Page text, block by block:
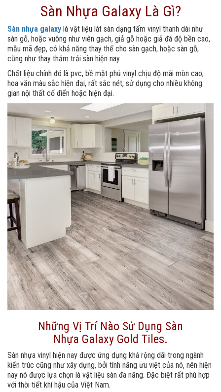
Sàn Nhựa Galaxy Là Gì?
Sàn nhựa galaxy là vật liệu lát sàn dạng tấm vinyl thanh dài như
sàn gỗ, hoặc vuông như viên gạch, giả gỗ hoặc giả đá độ bền cao,
mẫu mã đẹp, có khả năng thay thế cho sàn gạch, hoặc sàn gỗ,
cũng như thay thảm trải sàn hiện nay.
Chất liệu chính đó là pvc, bề mặt phủ vinyl chịu độ mài mòn cao,
hoa văn màu sắc hiện đại, rất sắc nét, sử dụng cho nhiều không
gian nội thất cổ điển hoặc hiện đại.
Những Vị Trí Nào Sử Dụng Sàn
Nhựa Galaxy Gold Tiles.
Sàn nhựa vinyl hiện nay được ứng dụng khá rộng dãi trong ngành
kiến trúc cũng như xây dựng, bởi tính năng ưu việt của nó, nên hiện
nay nó được lựa chọn là vật liệu sàn đa năng. Đặc biệt rất phù hợp
với thời tiết khí hậu của Việt Nam.